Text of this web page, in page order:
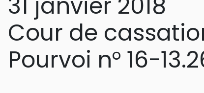
Cour de
Pourvoi n° 16-